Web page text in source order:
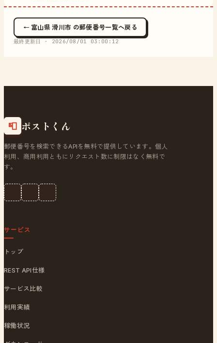
← 富山県 滑川市 の郵便番号一覧へ戻る
最終更新日 · 2026/08/01 03:00:12
📮 ポストくん
郵便番号を検索できるAPIを無料で提供しています。個人
利用、商用利用ともにリクエスト数に制限はなく無料で
す。
サービス
トップ
REST API仕様
サービス比較
利用実績
稼働状況